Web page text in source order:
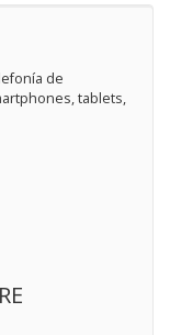
de
tablets,